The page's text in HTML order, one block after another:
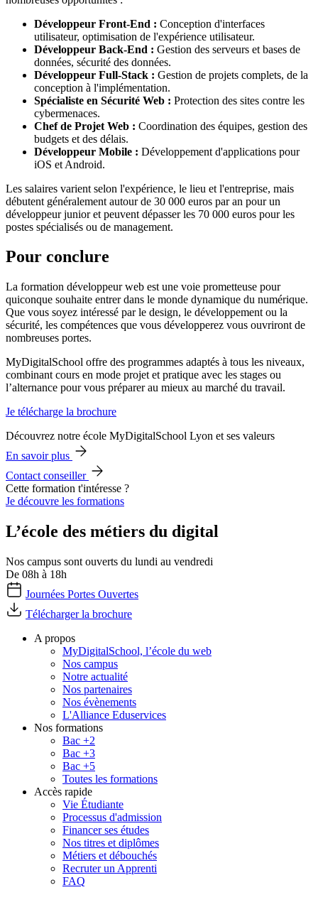
Développeur Front-End : Conception d'interfaces
utilisateur, optimisation de l'expérience utilisateur.
Développeur Back-End : Gestion des serveurs et bases de
données, sécurité des données.
Développeur Full-Stack : Gestion de projets complets, de la
conception à l'implémentation.
Spécialiste en Sécurité Web : Protection des sites contre les
cybermenaces.
Chef de Projet Web : Coordination des équipes, gestion des
budgets et des délais.
Développeur Mobile : Développement d'applications pour
iOS et Android.
Les salaires varient selon l'expérience, le lieu et l'entreprise, mais
débutent généralement autour de 30 000 euros par an pour un
développeur junior et peuvent dépasser les 70 000 euros pour les
postes spécialisés ou de management.
Pour conclure
La formation développeur web est une voie prometteuse pour
quiconque souhaite entrer dans le monde dynamique du numérique.
Que vous soyez intéressé par le design, le développement ou la
sécurité, les compétences que vous développerez vous ouvriront de
nombreuses portes.
MyDigitalSchool offre des programmes adaptés à tous les niveaux,
combinant cours en mode projet et pratique avec les stages ou
l’alternance pour vous préparer au mieux au marché du travail.
Je télécharge la brochure
Découvrez notre école MyDigitalSchool Lyon et ses valeurs
En savoir plus
Contact conseiller
Cette formation t'intéresse ?
Je découvre les formations
L’école des métiers du digital
Nos campus sont ouverts du lundi au vendredi
De 08h à 18h
Journées Portes Ouvertes
Télécharger la brochure
A propos
MyDigitalSchool, l’école du web
Nos campus
Notre actualité
Nos partenaires
Nos évènements
L'Alliance Eduservices
Nos formations
Bac +2
Bac +3
Bac +5
Toutes les formations
Accès rapide
Vie Étudiante
Processus d'admission
Financer ses études
Nos titres et diplômes
Métiers et débouchés
Recruter un Apprenti
FAQ